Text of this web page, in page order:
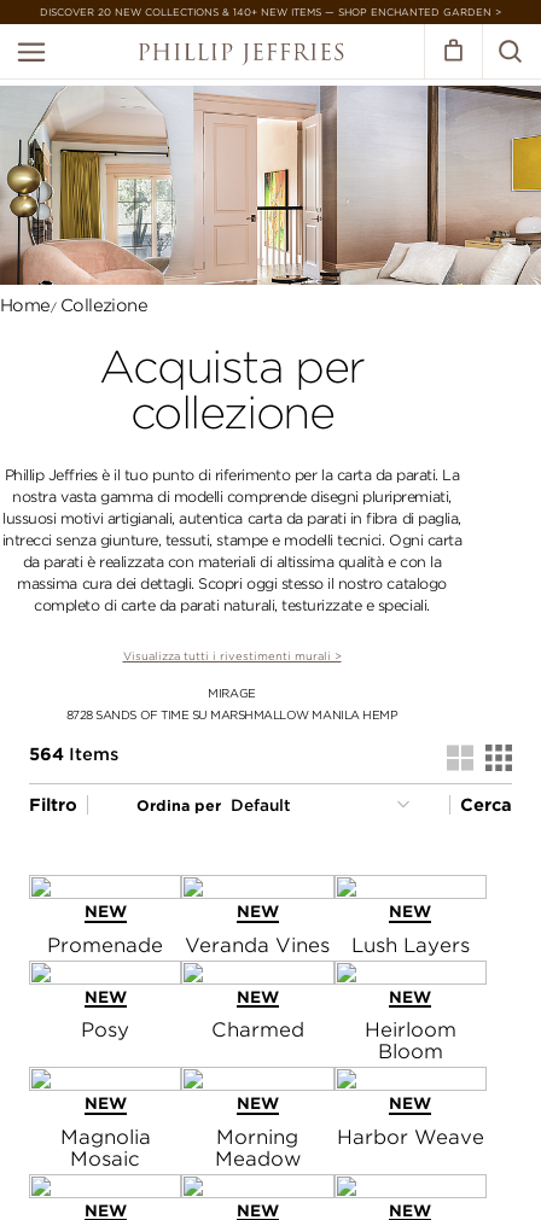
DISCOVER 20 NEW COLLECTIONS & 140+ NEW ITEMS — SHOP ENCHANTED GARDEN >
Home Collezione
Acquista per
collezione
Phillip Jeffries è il tuo punto di riferimento per la carta da parati. La
nostra vasta gamma di modelli comprende disegni pluripremiati,
lussuosi motivi artigianali, autentica carta da parati in fibra di paglia,
intrecci senza giunture, tessuti, stampe e modelli tecnici. Ogni carta
da parati è realizzata con materiali di altissima qualità e con la
massima cura dei dettagli. Scopri oggi stesso il nostro catalogo
completo di carte da parati naturali, testurizzate e speciali.
Visualizza tutti i rivestimenti murali >
MIRAGE
8728 SANDS OF TIME SU MARSHMALLOW MANILA HEMP
564 Items
Filtro Ordina per Cerca
NEW
Promenade
NEW
Veranda Vines
NEW
Lush Layers
NEW
Posy
NEW
Charmed
NEW
Heirloom
Bloom
NEW
Magnolia
Mosaic
NEW
Morning
Meadow
NEW
Harbor Weave
NEW NEW NEW